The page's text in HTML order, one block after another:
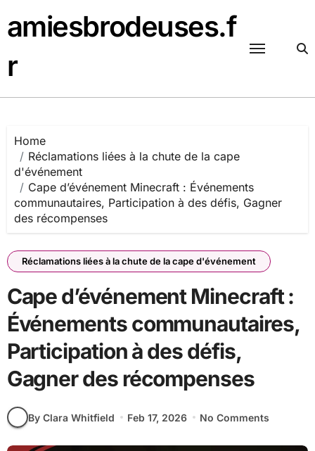
to
content
amiesbrodeuses.f
r
Home
Réclamations liées à la chute de la cape
d'événement
Cape d’événement Minecraft : Événements
communautaires, Participation à des défis, Gagner
des récompenses
Réclamations liées à la chute de la cape d'événement
Cape d’événement Minecraft :
Événements communautaires,
Participation à des défis,
Gagner des récompenses
By Clara Whitfield Feb 17, 2026 No Comments